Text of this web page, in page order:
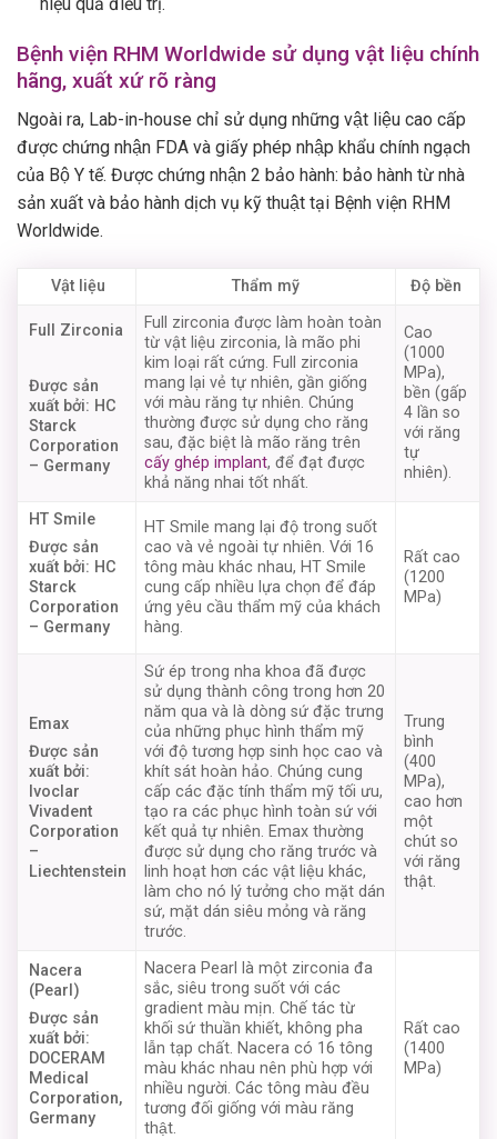
hiệu quả điều trị.
Bệnh viện RHM Worldwide sử dụng vật liệu chính
hãng, xuất xứ rõ ràng
Ngoài ra, Lab-in-house chỉ sử dụng những vật liệu cao cấp
được chứng nhận FDA và giấy phép nhập khẩu chính ngạch
của Bộ Y tế. Được chứng nhận 2 bảo hành: bảo hành từ nhà
sản xuất và bảo hành dịch vụ kỹ thuật tại Bệnh viện RHM
Worldwide.
Vật liệu Thẩm mỹ Độ bền
Full Zirconia
Được sản
xuất bởi: HC
Starck
Corporation
– Germany
Full zirconia được làm hoàn toàn
từ vật liệu zirconia, là mão phi
kim loại rất cứng. Full zirconia
mang lại vẻ tự nhiên, gần giống
với màu răng tự nhiên. Chúng
thường được sử dụng cho răng
sau, đặc biệt là mão răng trên
cấy ghép implant, để đạt được
khả năng nhai tốt nhất.
Cao
(1000
MPa),
bền (gấp
4 lần so
với răng
tự
nhiên).
HT Smile
Được sản
xuất bởi: HC
Starck
Corporation
– Germany
HT Smile mang lại độ trong suốt
cao và vẻ ngoài tự nhiên. Với 16
tông màu khác nhau, HT Smile
cung cấp nhiều lựa chọn để đáp
ứng yêu cầu thẩm mỹ của khách
hàng.
Rất cao
(1200
MPa)
Emax
Được sản
xuất bởi:
Ivoclar
Vivadent
Corporation
–
Liechtenstein
Sứ ép trong nha khoa đã được
sử dụng thành công trong hơn 20
năm qua và là dòng sứ đặc trưng
của những phục hình thẩm mỹ
với độ tương hợp sinh học cao và
khít sát hoàn hảo. Chúng cung
cấp các đặc tính thẩm mỹ tối ưu,
tạo ra các phục hình toàn sứ với
kết quả tự nhiên. Emax thường
được sử dụng cho răng trước và
linh hoạt hơn các vật liệu khác,
làm cho nó lý tưởng cho mặt dán
sứ, mặt dán siêu mỏng và răng
trước.
Trung
bình
(400
MPa),
cao hơn
một
chút so
với răng
thật.
Nacera
(Pearl)
Được sản
xuất bởi:
DOCERAM
Medical
Corporation,
Germany
Nacera Pearl là một zirconia đa
sắc, siêu trong suốt với các
gradient màu mịn. Chế tác từ
khối sứ thuần khiết, không pha
lẫn tạp chất. Nacera có 16 tông
màu khác nhau nên phù hợp với
nhiều người. Các tông màu đều
tương đối giống với màu răng
thật.
Rất cao
(1400
MPa)